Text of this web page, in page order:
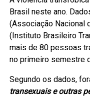
Brasil neste ano.
(Associação Nacional
(Instituto Brasileiro
mais de 80 pessoas
no primeiro semestre
Segundo os dados,
transexuais e outras